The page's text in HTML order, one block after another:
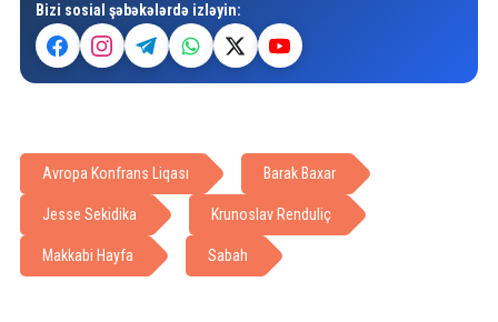
Bizi sosial şəbəkələrdə izləyin:
Avropa Konfrans Liqası Barak Baxar
Jesse Sekidika Krunoslav Renduliç
Makkabi Hayfa Sabah